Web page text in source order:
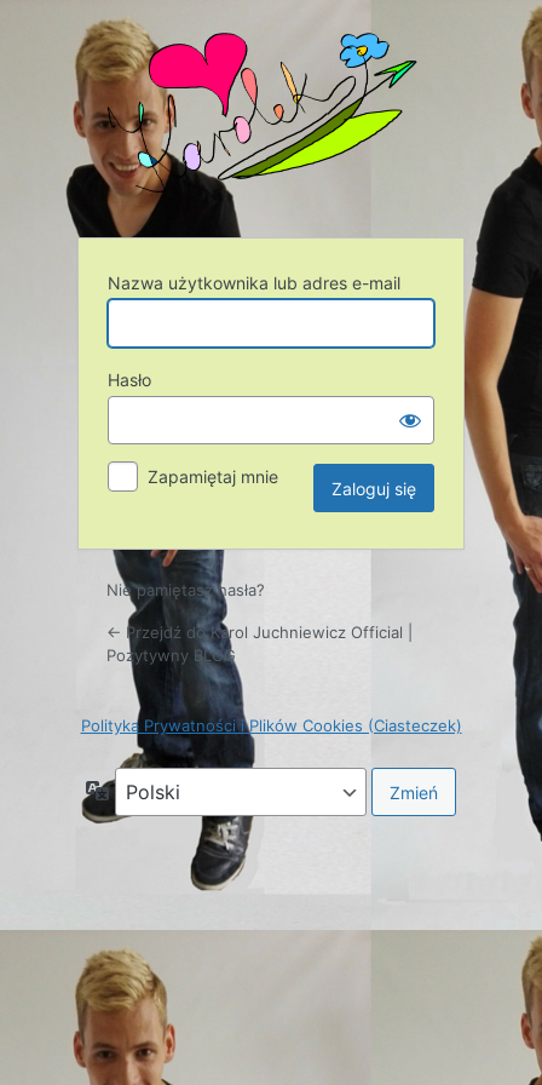
Zaloguj
Karol
Nazwa użytkownika lub adres e-mail
Hasło
Zapamiętaj mnie
Nie pamiętasz hasła?
← Przejdź do Karol Juchniewicz Official |
Pozytywny BLOG
Polityka Prywatności i Plików Cookies (Ciasteczek)
Język